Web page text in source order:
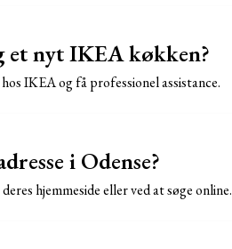
et nyt IKEA køkken?
IKEA og få professionel assistance.
i Odense?
hjemmeside eller ved at søge online.